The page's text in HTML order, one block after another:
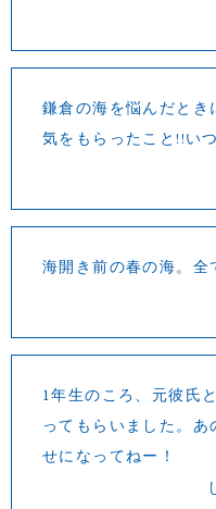
鎌倉の海を悩んだとき
気をもらったこと!!い
海開き前の春の海。全
1年生のころ、元彼氏
ってもらいました。
せになってねー！